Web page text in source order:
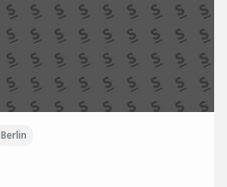
Berlin